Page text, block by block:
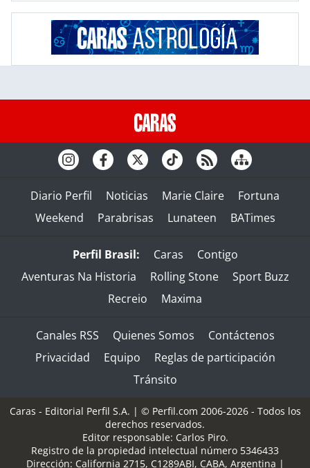
Diario Perfil Noticias Marie Claire
Fortuna
Weekend
Parabrisas Lunateen BATimes
Perfil Brasil: Caras
Contigo
Aventuras Na Historia
Rolling Stone
Sport Buzz
Recreio
Maxima
Canales RSS Quienes Somos
Contáctenos
Privacidad
Equipo
Reglas de participación
Tránsito
Caras - Editorial Perfil S.A. | © Perfil.com 2006-2026 - Todos los
derechos reservados.
Editor responsable: Carlos Piro.
Registro de la propiedad intelectual número 5346433
Dirección: California 2715, C1289ABI, CABA, Argentina |